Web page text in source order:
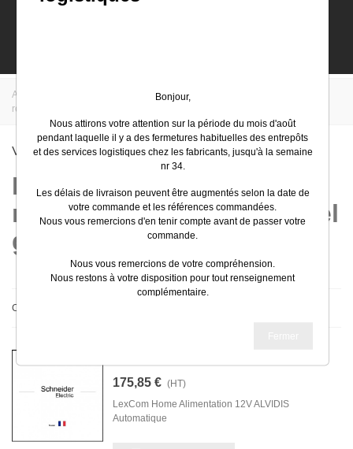
Accueil Schneider Electric
résidentiel
VDI Résidentiel Grade 3
Résidentiel - VDI
résidentiel - VDI résidentiel
grade 3
Choisissez
175,85 € (HT)
LexCom Home Alimentation 12V ALVIDIS
Automatique
Bonjour,
Nous attirons votre attention sur la période du mois d'août
pendant laquelle il y a des fermetures habituelles des entrepôts
et des services logistiques chez les fabricants, jusqu'à la semaine
nr 34.
Les délais de livraison peuvent être augmentés selon la date de
votre commande et les références commandées.
Nous vous remercions d'en tenir compte avant de passer votre
commande.
Nous vous remercions de votre compréhension.
Nous restons à votre disposition pour tout renseignement
complémentaire.